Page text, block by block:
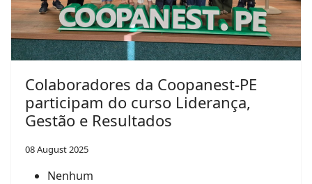
Colaboradores da Coopanest-PE
participam do curso Liderança,
Gestão e Resultados
08 August 2025
Nenhum